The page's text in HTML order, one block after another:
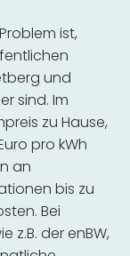
ist,
und
sind. Im
zu Hause,
pro kWh
an
bis zu
Bei
z.B. der enBW,